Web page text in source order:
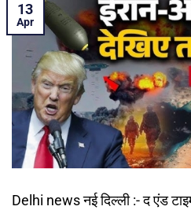
13
Apr
Delhi news नई दिल्ली :- द एंड